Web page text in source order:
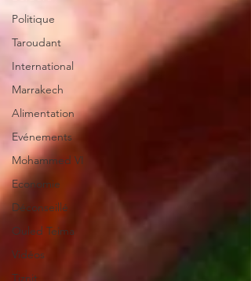
Politique
Taroudant
International
Marrakech
Alimentation
Evénements
Mohammed VI
Economie
Déconseillé
Ouled Teima
Vidéos
Tiznit